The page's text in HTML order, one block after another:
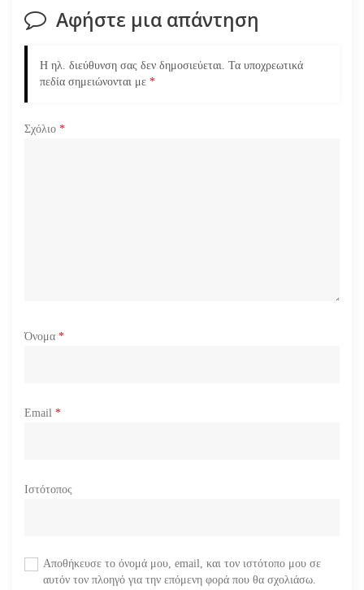
η
ά
θ
Αφήστε μια απάντηση
Η ηλ. διεύθυνση σας δεν δημοσιεύεται. Τα υποχρεωτικά
πεδία σημειώνονται με *
Σχόλιο *
Όνομα *
Email *
Ιστότοπος
Αποθήκευσε το όνομά μου, email, και τον ιστότοπο μου σε
αυτόν τον πλοηγό για την επόμενη φορά που θα σχολιάσω.